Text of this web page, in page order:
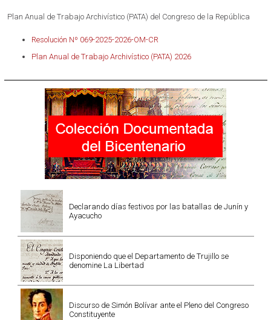
Plan Anual de Trabajo Archivístico (PATA) del Congreso de la República
Resolución Nº 069-2025-2026-OM-CR
Plan Anual de Trabajo Archivístico (PATA) 2026
Declarando días festivos por las batallas de Junín y
Ayacucho
Disponiendo que el Departamento de Trujillo se
denomine La Libertad
Discurso de Simón Bolívar ante el Pleno del Congreso
Constituyente